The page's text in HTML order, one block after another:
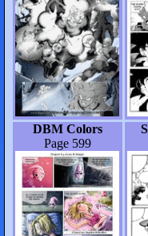
DBM Colors
Page 599